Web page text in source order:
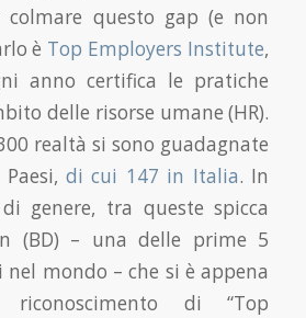
questo gap (e non
è Top Employers Institute,
anno certifica le pratiche
delle risorse umane (HR).
realtà si sono guadagnate
di cui 147 in Italia. In
genere, tra queste spicca
(BD) – una delle prime 5
mondo – che si è appena
di “Top